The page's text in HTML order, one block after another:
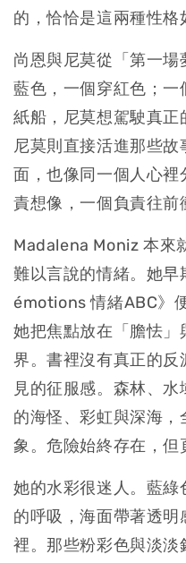
的，恰恰是這兩種性格
尚恩與尼莫從「第一
藍色，一個穿紅色；
紙船，尼莫想駕駛真正
尼莫則直接活進那些
面，也像同一個人心
責想像，一個負責往前
Madalena Moniz 本來
難以言說的情緒。她
émotions 情緒ABC》
她把焦點放在「膽怯
界。書裡沒有真正的
見的征服感。森林、
的海怪、彩虹與深海
象。危險始終存在，但
她的水彩很迷人。藍
的呼吸，海面帶著透
裡。那些粉彩色與淡